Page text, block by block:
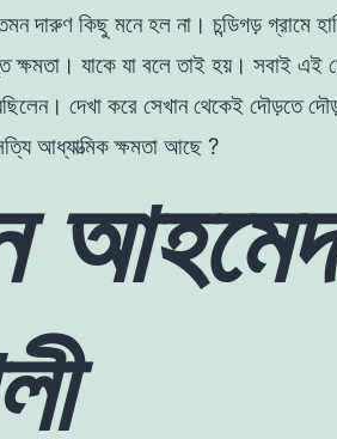
দারুণ কিছু মনেহল না। চন্ডিগড় গ্রামে
ক্ষমতা । যাকে যা বলেতাই হয়। সবাই এই
। দেখা করে সেখান থেকেই দৌড়তে
আধ্যাত্মিক ক্ষমতা আছে ?
আহমেদ